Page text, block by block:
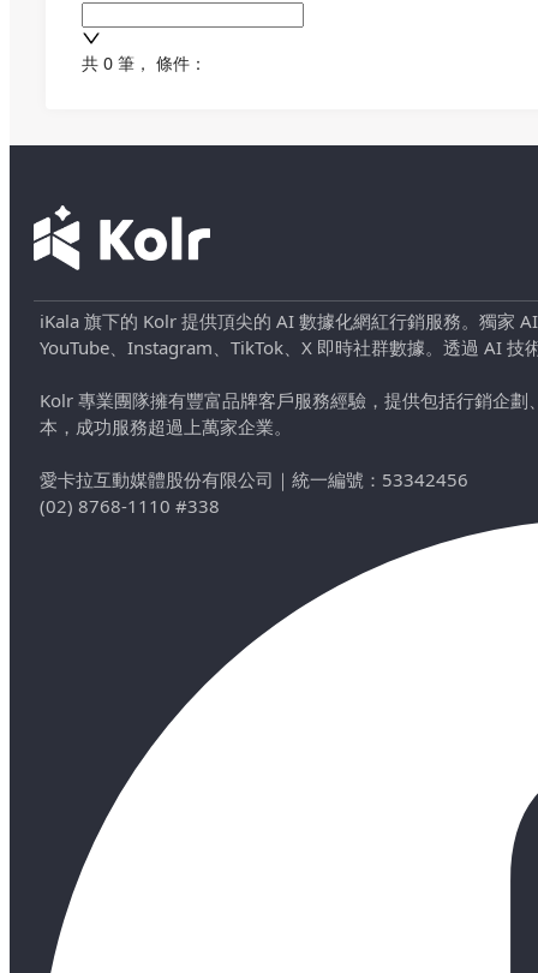
共 0 筆 ， 條件：
iKala 旗下的 Kolr 提供頂尖的 AI 數據化網紅行銷服務。獨家
YouTube、Instagram、TikTok、X 即時社群數據。透過 AI
Kolr 專業團隊擁有豐富品牌客戶服務經驗，提供包括行銷企
本，成功服務超過上萬家企業。
愛卡拉互動媒體股份有限公司 ｜ 統一編號：53342456
(02) 8768-1110 #338